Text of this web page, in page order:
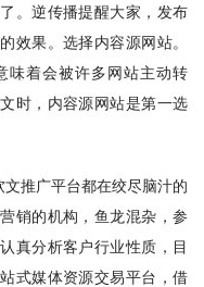
。逆传播提醒大家，发布
效果。选择内容源网站。
味着会被许多网站主动转
时，内容源网站是第一选
推广平台都在绞尽脑汁的
销的机构，鱼龙混杂，参
真分析客户行业性质，目
式媒体资源交易平台，借